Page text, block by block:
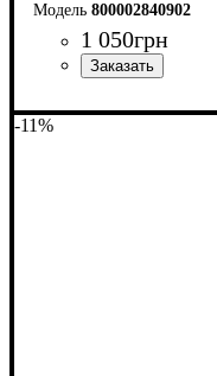
800002840902
1 050грн
-11%